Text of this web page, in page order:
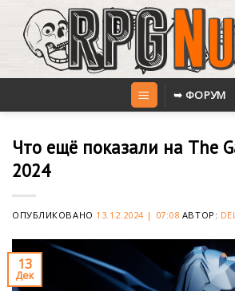
content
➥ ФОРУМ
Что ещё показали на The
2024
ОПУБЛИКОВАНО 13.12.2024 | 07:08 АВТОР:
13
Дек